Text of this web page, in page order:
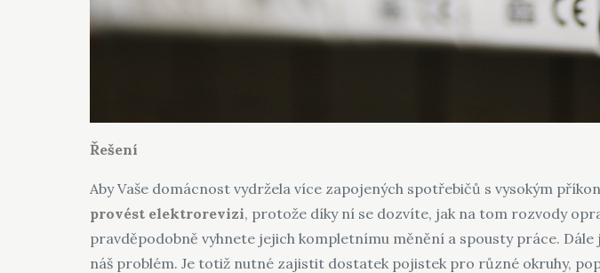
Řešení
Aby Vaše domácnost vydržela více zapojených spotřebičů s vysokým
provést elektrorevizi, protože díky ní se dozvíte, jak na tom rozvody
pravděpodobně vyhnete jejich kompletnímu měnění a spousty práce. Dále
náš problém. Je totiž nutné zajistit dostatek pojistek pro různé okruhy,